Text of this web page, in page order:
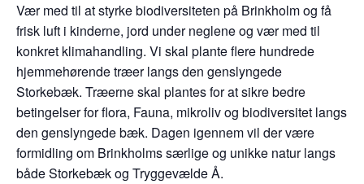
Vær med til at styrke biodiversiteten på Brinkholm og få
frisk luft i kinderne, jord under neglene og vær med til
konkret klimahandling. Vi skal plante flere hundrede
hjemmehørende træer langs den genslyngede
Storkebæk. Træerne skal plantes for at sikre bedre
betingelser for flora, Fauna, mikroliv og biodiversitet langs
den genslyngede bæk. Dagen igennem vil der være
formidling om Brinkholms særlige og unikke natur langs
både Storkebæk og Tryggevælde Å.